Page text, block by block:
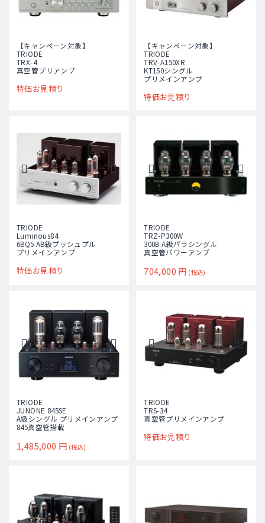
【キャンペーン対象】
TRIODE
TRX-4
真空管プリアンプ
特価お見積り
【キャンペーン対象】
TRIODE
TRV-A150XR
KT150シングル
プリメインアンプ
特価お見積り
TRIODE
Luminous84
6BQ5 AB級プッシュプル
プリメインアンプ
特価お見積り
TRIODE
TRZ-P300W
300B A級パラシングル
真空管パワーアンプ
704,000 円 (税込)
TRIODE
JUNONE 845SE
A級シングル プリメインアンプ
845真空管搭載
1,485,000 円 (税込)
TRIODE
TRS-34
真空管プリメインアンプ
特価お見積り